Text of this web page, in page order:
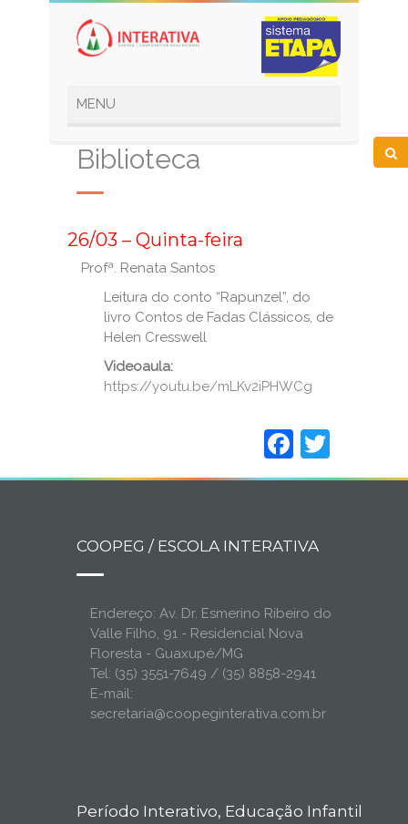
Biblioteca
26/03 – Quinta-feira
Profª. Renata Santos
Leitura do conto “Rapunzel”, do
livro Contos de Fadas Clássicos, de
Helen Cresswell
Videoaula:
https://youtu.be/mLKv2iPHWCg
COOPEG / ESCOLA INTERATIVA
Endereço: Av. Dr. Esmerino Ribeiro do
Valle Filho, 91 - Residencial Nova
Floresta - Guaxupé/MG
Tel: (35) 3551-7649 / (35) 8858-2941
E-mail:
secretaria@coopeginterativa.com.br
Período Interativo, Educação Infantil